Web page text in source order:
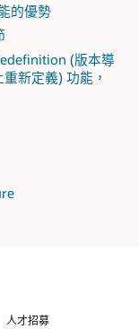
的優勢
(版本導
新定義) 功能，
人才招募